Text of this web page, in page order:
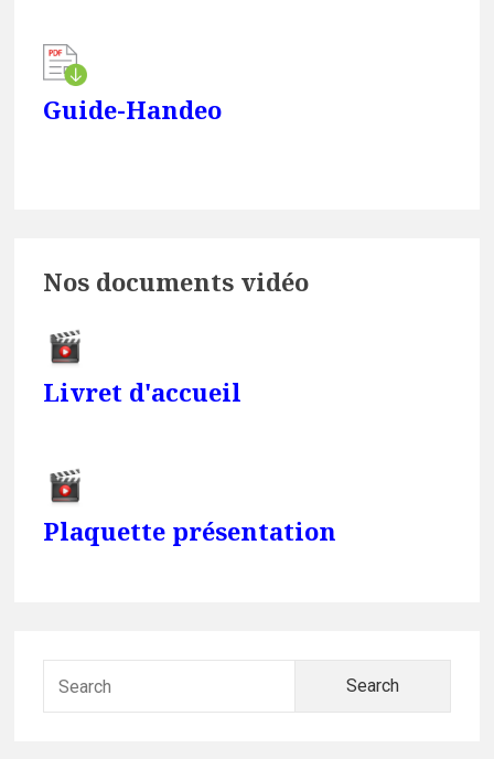
Guide-Handeo
Nos documents vidéo
Livret d'accueil
Plaquette présentation